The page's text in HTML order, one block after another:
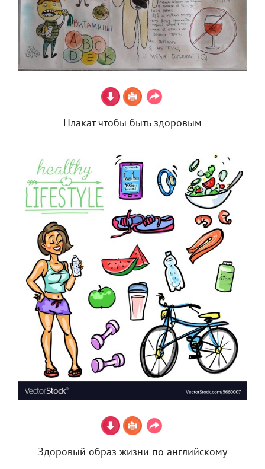
Плакат чтобы быть здоровым
Здоровый образ жизни по английскому